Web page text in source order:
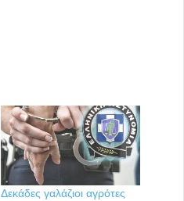
Δεκάδες γαλάζιοι αγρότες